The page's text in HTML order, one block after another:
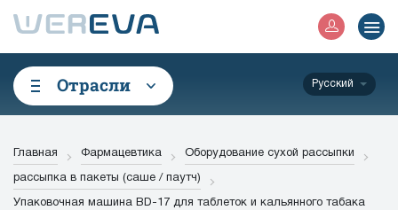
Отрасли Русский
Главная Фармацевтика Оборудование сухой рассыпки
рассыпка в пакеты (саше / паутч)
Упаковочная машина BD-17 для таблеток и кальянного табака